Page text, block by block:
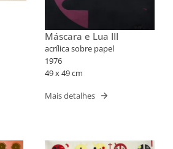
Máscara e Lua III
acrílica sobre papel
1976
49 x 49 cm
Mais detalhes